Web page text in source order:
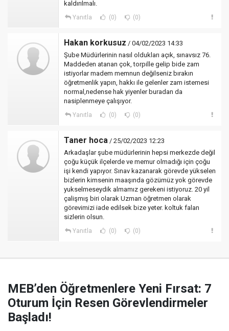
kaldırılmalı.
Yanıtla (0) (0)
Hakan korkusuz / 04/02/2023 14:33
Şube Müdürlerinin nasıl oldukları açık, sınavsız 76.
Maddeden atanan çok, torpille gelip bide zam
istiyorlar madem memnun değilseniz bırakın
öğretmenlik yapın, hakkı ile gelenler zam istemesi
normal,nedense hak yiyenler buradan da
nasiplenmeye çalışıyor.
Yanıtla (0) (0)
Taner hoca / 25/02/2023 12:23
Arkadaşlar şube müdürlerinin hepsi merkezde değil
çoğu küçük ilçelerde ve memur olmadığı için çoğu
işi kendi yapıyor. Sınav kazanarak görevde yükselen
bizlerin kimsenin maaşında gözümüz yok görevde
yukselmeseydik almamız gerekeni istiyoruz. 20 yil
çalişmış biri olarak Uzman öğretmen olarak
görevimizi iade edilsek bize yeter. koltuk falan
sizlerin olsun.
Yanıtla (0) (0)
MEB’den Öğretmenlere Yeni Fırsat: 7
Oturum İçin Resen Görevlendirmeler
Başladı!